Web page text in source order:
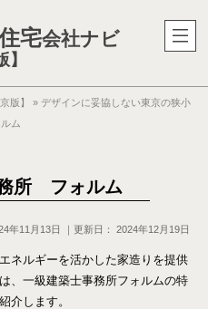
宅会社ナビ
】
版】 » デザインに妥協しない東京の狭小
ム
所 フォルム
年11月13日 ｜更新日： 2024年12月19日
ネルギーを活かした家造りを提供
、一級建築士事務所フォルムの特
介します。